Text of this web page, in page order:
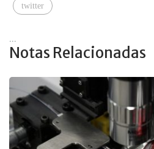
twitter
Notas Relacionadas